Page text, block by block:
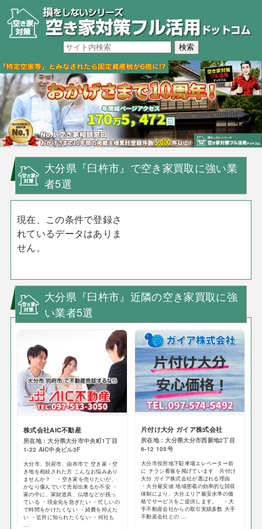
大分県『臼杵市』で空き家買取に強い業
者5選
現在、この条件で登録さ
れているデータはありま
せん。
大分県『臼杵市』近隣の空き家買取に強
い業者5選
株式会社AIC不動産
所在地：大分県大分市中央町1丁目
1-22 AIC中央ビル3F
大分市、別府市、由布市で 空き家・空
き地を相続された方 こんなお悩みあり
ませんか？ ・空き家を売りたいが、
かなり傷んでいて売却出来るか不安 ・
家の中に、家財道具、仏壇などが残っ
ている ・現金化を急ぎたい ・忙しいの
で時間をかけたくない ・経費を抑えた
い ・近所に知られたくない ・何社も
...
片付け大分 ガイア株式会社
所在地：大分県大分市西新地2丁目
6-12 105号
大分市役所地下駐車場エレベーター前
に チラシ看板を掲げています 片付け
大分 ガイア株式会社が選ばれる理由
・大分最安値 地域密着の効率的な回収
体制により、大分エリア最安水準の価
格でサービスをご提供します。 ・大
手不動産会社からの取引実績多数 大手
不動産会社との ...